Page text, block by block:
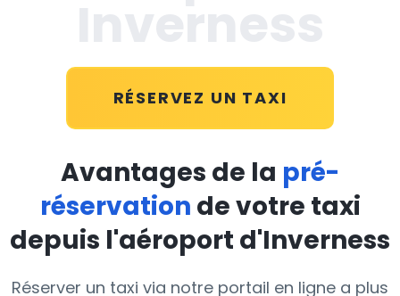
RÉSERVEZ UN TAXI
Avantages de la pré-
réservation de votre taxi
depuis l'aéroport d'Inverness
Réserver un taxi via notre portail en ligne a plus